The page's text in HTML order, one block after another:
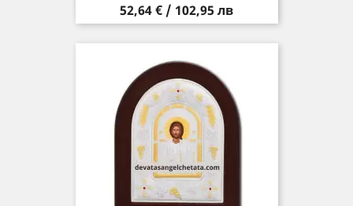
Цена
52,64 € / 102,95 лв